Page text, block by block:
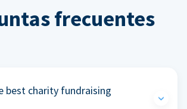
frecuentes
best charity fundraising